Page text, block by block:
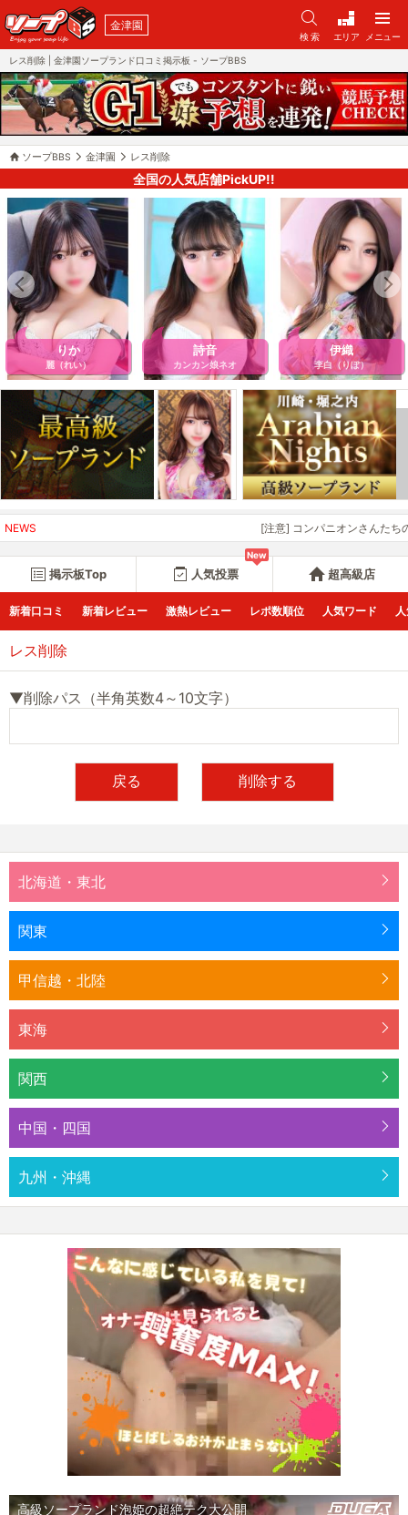
金津園
検 索 エリア メニュー
レス削除 | 金津園ソープランド口コミ掲示板 - ソープBBS
ソープBBS 金津園 レス削除
全国の人気店舗PickUP!!
りか
麗（れい）
詩音
カンカン娘ネオ
伊織
李白（りぽ）
NEWS [注意] コンパニオンさんたちの名
掲示板Top
New
人気投票 超高級店
新着口コミ 新着レビュー 激熱レビュー レポ数順位 人気ワード
レス削除
▼削除パス（半角英数4～10文字）
北海道・東北
関東
甲信越・北陸
東海
関西
中国・四国
九州・沖縄